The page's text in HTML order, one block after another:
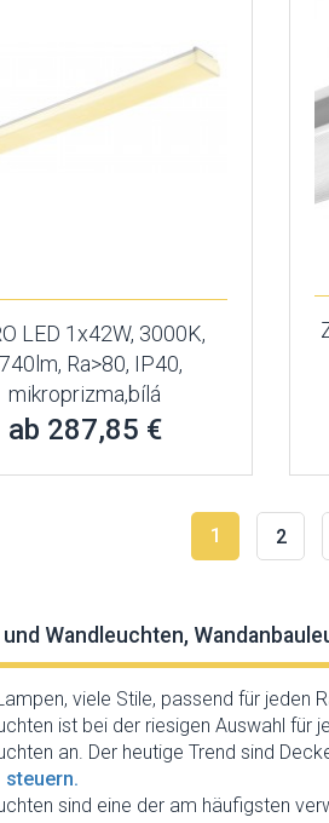
LED 1x42W, 3000K,
Ra>80, IP40,
mikroprizma,bílá
ab 287,85 €
1 2
Wandleuchten,
viele Stile, passend für jeden
ist bei der riesigen Auswahl für
an. Der heutige Trend sind
steuern.
sind eine der am häufigsten